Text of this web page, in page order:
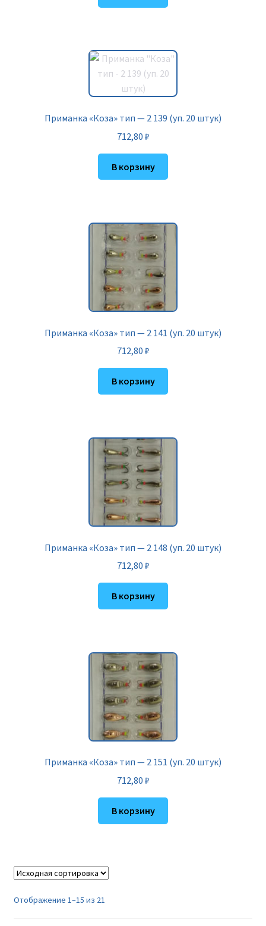
Приманка «Коза» тип — 2 139 (уп. 20 штук)
712,80 ₽
В корзину
Приманка «Коза» тип — 2 141 (уп. 20 штук)
712,80 ₽
В корзину
Приманка «Коза» тип — 2 148 (уп. 20 штук)
712,80 ₽
В корзину
Приманка «Коза» тип — 2 151 (уп. 20 штук)
712,80 ₽
В корзину
Отображение 1–15 из 21